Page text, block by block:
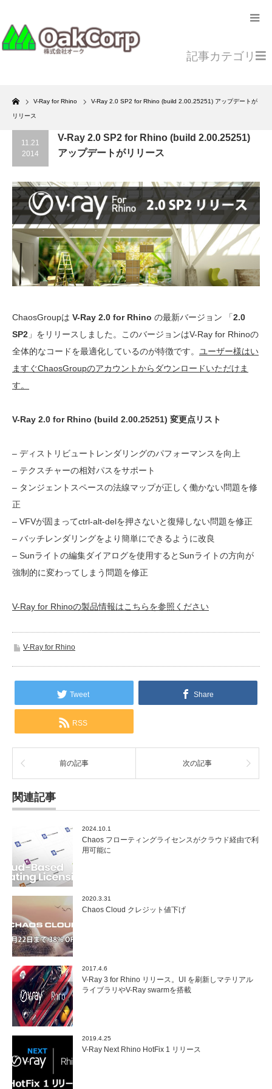
Home
V-Ray for Rhino V-Ray 2.0 SP2 for Rhino (build 2.00.25251) アップデートが
リリース
記事カテゴリ
11.21
2014
V-Ray 2.0 SP2 for Rhino (build 2.00.25251)
アップデートがリリース
ChaosGroupは V-Ray 2.0 for Rhino の最新バージョン 「2.0
SP2 」をリリースしました。このバージョンはV-Ray for Rhinoの
全体的なコードを最適化しているのが特徴です。 ユーザー様はい
ますぐChaosGroupのアカウントからダウンロードいただけま
す。
V-Ray 2.0 for Rhino (build 2.00.25251) 変更点リスト
– ディストリビュートレンダリングのパフォーマンスを向上
– テクスチャーの相対パスをサポート
– タンジェントスペースの法線マップが正しく働かない問題を修
正
– VFVが固まってctrl-alt-delを押さないと復帰しない問題を修正
– バッチレンダリングをより簡単にできるように改良
– Sunライトの編集ダイアログを使用するとSunライトの方向が
強制的に変わってしまう問題を修正
V-Ray for Rhinoの製品情報はこちらを参照ください
V-Ray for Rhino
Tweet Share
RSS
前の記事 次の記事
関連記事
2024.10.1
Chaos フローティングライセンスがクラウド経由で利
用可能に
2020.3.31
Chaos Cloud クレジット値下げ
2017.4.6
V-Ray 3 for Rhino リリース。UI を刷新しマテリアル
ライブラリやV-Ray swarmを搭載
2019.4.25
V-Ray Next Rhino HotFix 1 リリース